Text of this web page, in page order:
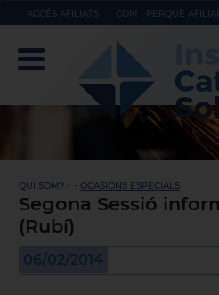
ACCÉS AFILIATS COM I PERQUÈ
QUI SOM? - - OCASIONS ESPECIALS
Segona Sessió
(Rubí)
06/02/2014